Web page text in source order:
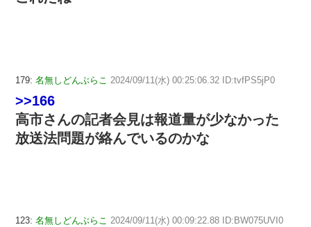
179: 名無しどんぶらこ 2024/09/11(水) 00:25:06.32 ID:tvfPS5jP0
>>166
高市さんの記者会見は報道量が少なかった
放送法問題が絡んでいるのかな
123: 名無しどんぶらこ 2024/09/11(水) 00:09:22.88 ID:BW075UVI0